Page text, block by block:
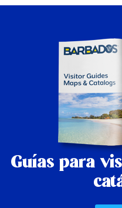
Guías para